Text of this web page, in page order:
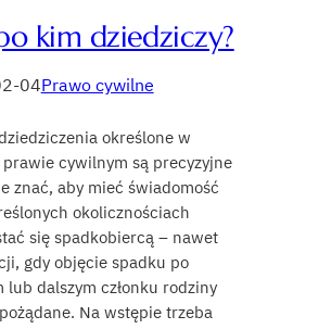
kim dziedziczy?
04Prawo cywilne
określone w
cywilnym są precyzyjne
znać, aby mieć świadomość
okolicznościach
się spadkobiercą – nawet
gdy objęcie spadku po
lub dalszym członku rodziny
Na wstępie trzeba